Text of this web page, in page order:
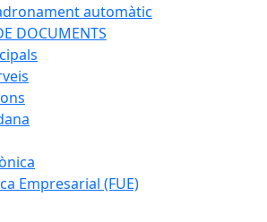
automàtic
DOCUMENTS
Empresarial (FUE)